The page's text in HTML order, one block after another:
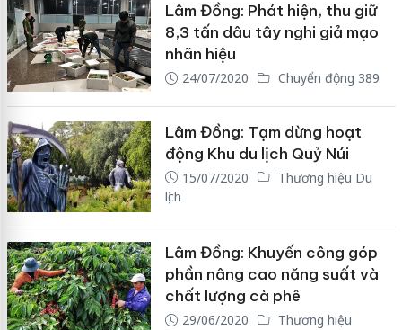
Lâm Đồng: Phát hiện, thu giữ
8,3 tấn dâu tây nghi giả mạo
nhãn hiệu
24/07/2020 Chuyển động 389
Lâm Đồng: Tạm dừng hoạt
động Khu du lịch Quỷ Núi
15/07/2020
Thương hiệu Du
lịch
Lâm Đồng: Khuyến công góp
phần nâng cao năng suất và
chất lượng cà phê
29/06/2020 Thương hiệu